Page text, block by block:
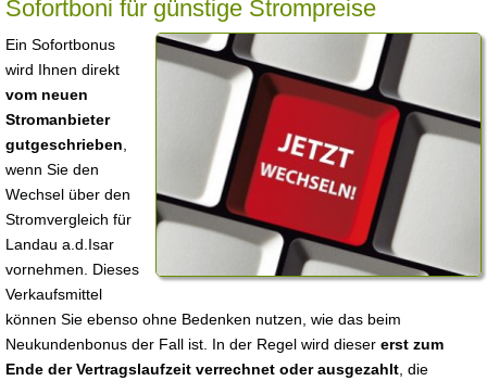
Sofortboni für günstige Strompreise
Ein Sofortbonus
wird Ihnen direkt
vom neuen
Stromanbieter
gutgeschrieben
wenn Sie den
Wechsel über den
Stromvergleich für
Landau a.d.Isar
vornehmen. Dieses
Verkaufsmittel
können Sie ebenso ohne Bedenken nutzen, wie das beim
Neukundenbonus der Fall ist. In der Regel wird dieser erst zum
Ende der Vertragslaufzeit verrechnet oder ausgezahlt , die